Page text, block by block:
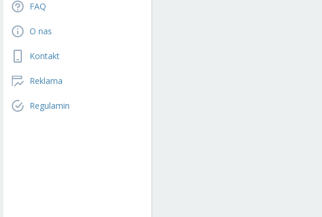
FAQ
O nas
Kontakt
Reklama
Regulamin